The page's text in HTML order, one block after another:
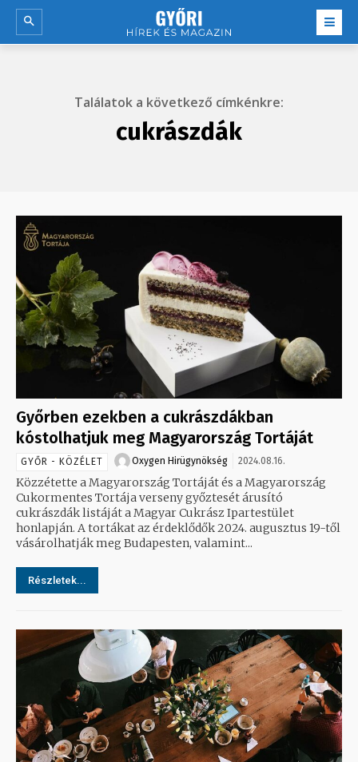
Találatok a következő címkénkre:
cukrászdák
Győrben ezekben a cukrászdákban
kóstolhatjuk meg Magyarország Tortáját
GYŐR - KÖZÉLET Oxygen Hirügynökség 2024.08.16.
Közzétette a Magyarország Tortáját és a Magyarország
Cukormentes Tortája verseny győztesét árusító
cukrászdák listáját a Magyar Cukrász Ipartestület
honlapján. A tortákat az érdeklődők 2024. augusztus 19-től
vásárolhatják meg Budapesten, valamint...
Részletek...